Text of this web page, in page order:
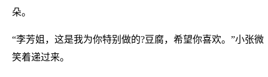
朵。
“李芳姐，这是我为你特别做的?豆腐，希望你喜欢。”小张微
笑着递过来。